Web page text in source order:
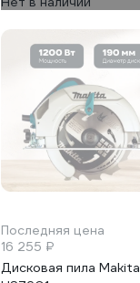
Последняя цена
16 255 ₽
Дисковая пила Makita